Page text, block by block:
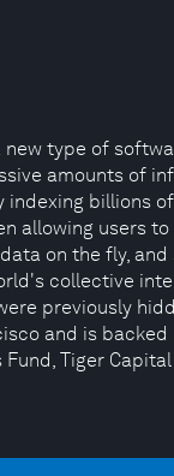
new type of
amounts of
indexing billions
allowing users
on the fly,
collective
previously
and is
Tiger